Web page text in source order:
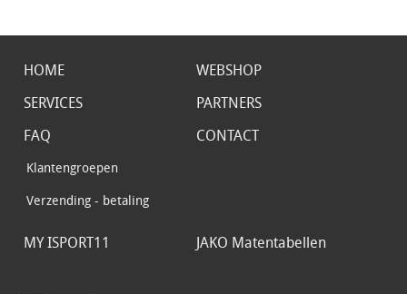
HOME
WEBSHOP
SERVICES
PARTNERS
FAQ
Klantengroepen
Verzending - betaling
CONTACT
MY ISPORT11 JAKO Matentabellen